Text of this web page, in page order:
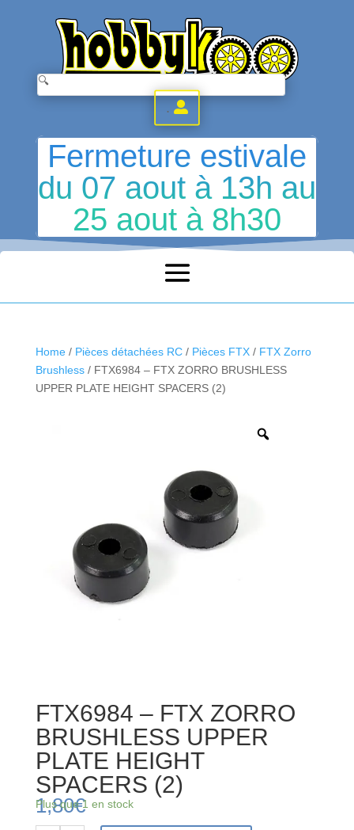
.
Fermeture estivale
du 07 aout à 13h au
25 aout à 8h30
Home/ Pièces détachées RC/ Pièces FTX/ FTX Zorro
Brushless/ FTX6984 – FTX ZORRO BRUSHLESS
UPPER PLATE HEIGHT SPACERS (2)
FTX6984 – FTX ZORRO
BRUSHLESS UPPER
PLATE HEIGHT
SPACERS (2)
1,80€
Plus que 1 en stock